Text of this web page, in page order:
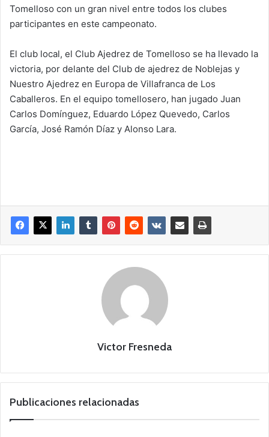
Tomelloso con un gran nivel entre todos los clubes
participantes en este campeonato.
El club local, el Club Ajedrez de Tomelloso se ha llevado la
victoria, por delante del Club de ajedrez de Noblejas y
Nuestro Ajedrez en Europa de Villafranca de Los
Caballeros. En el equipo tomellosero, han jugado Juan
Carlos Domínguez, Eduardo López Quevedo, Carlos
García, José Ramón Díaz y Alonso Lara.
Victor Fresneda
Publicaciones relacionadas